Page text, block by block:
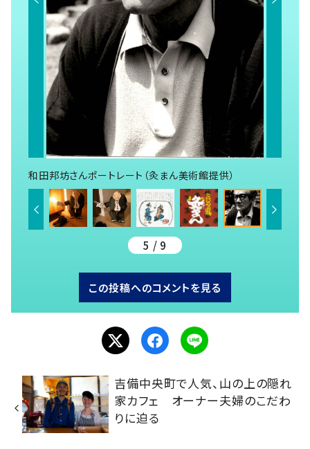
和田邦坊さんポートレート（灸まん美術館提供）
5 / 9
この投稿へのコメントを見る
吉備中央町で人気、山の上の隠れ
家カフェ オーナー夫婦のこだわ
りに迫る